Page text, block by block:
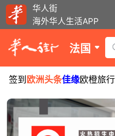
华人街
海外华人生活APP
法国
签到 欧洲头条佳缘欧橙旅行